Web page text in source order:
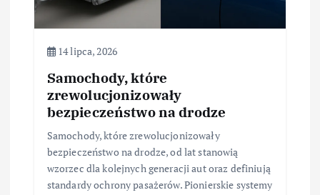
14 lipca, 2026
Samochody, które
zrewolucjonizowały
bezpieczeństwo na drodze
Samochody, które zrewolucjonizowały
bezpieczeństwo na drodze, od lat stanowią
wzorzec dla kolejnych generacji aut oraz definiują
standardy ochrony pasażerów. Pionierskie systemy